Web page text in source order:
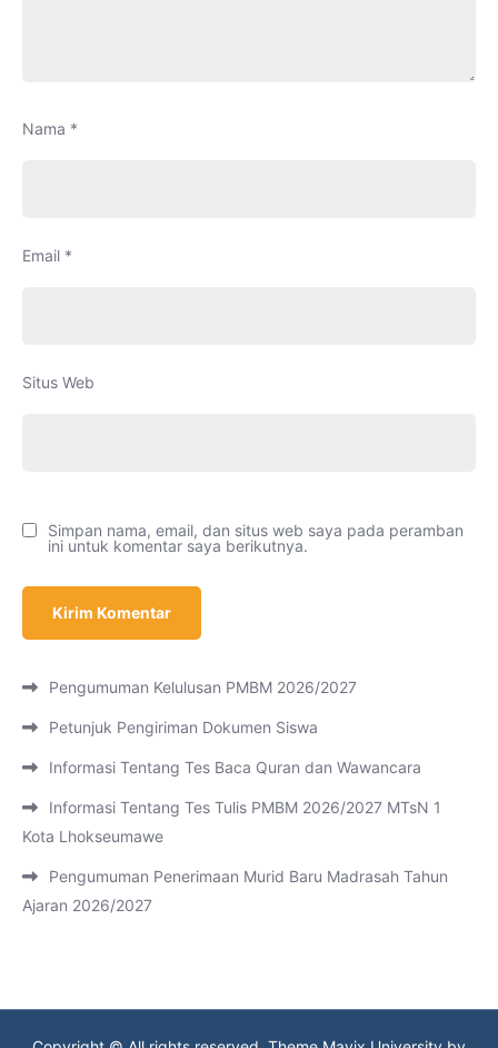
Nama *
Email *
Situs Web
Simpan nama, email, dan situs web saya pada peramban
ini untuk komentar saya berikutnya.
Pengumuman Kelulusan PMBM 2026/2027
Petunjuk Pengiriman Dokumen Siswa
Informasi Tentang Tes Baca Quran dan Wawancara
Informasi Tentang Tes Tulis PMBM 2026/2027 MTsN 1
Kota Lhokseumawe
Pengumuman Penerimaan Murid Baru Madrasah Tahun
Ajaran 2026/2027